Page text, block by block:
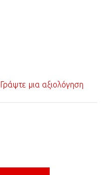
Γράψτε μια αξιολόγηση